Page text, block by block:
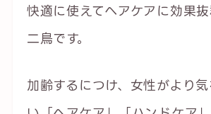
快適に使えてヘアケアに効果
二鳥です。
加齢するにつけ、女性がより